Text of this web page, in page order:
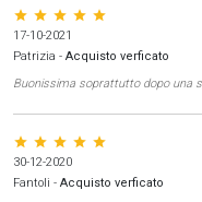
star star star star star
17-10-2021
Patrizia - Acquisto verficato
Buonissima soprattutto dopo una
star star star star star
30-12-2020
Fantoli - Acquisto verficato